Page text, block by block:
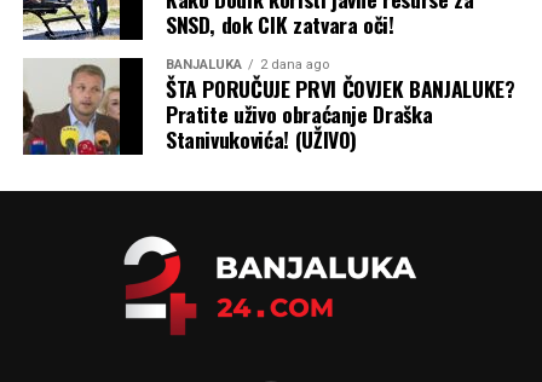
SNSD, dok CIK zatvara oči!
BANJALUKA 2 dana ago
ŠTA PORUČUJE PRVI ČOVJEK BANJALUKE?
Pratite uživo obraćanje Draška
Stanivukovića! (UŽIVO)